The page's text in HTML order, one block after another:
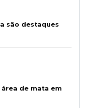
são destaques
de mata em